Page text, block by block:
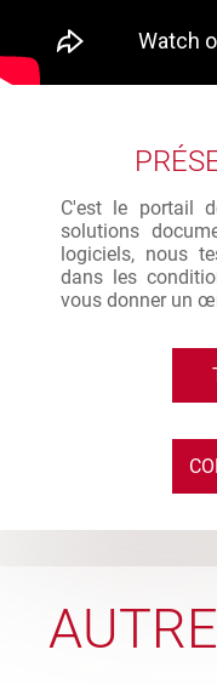
C'est le portail
solutions
logiciels, nous
dans les
vous donner un